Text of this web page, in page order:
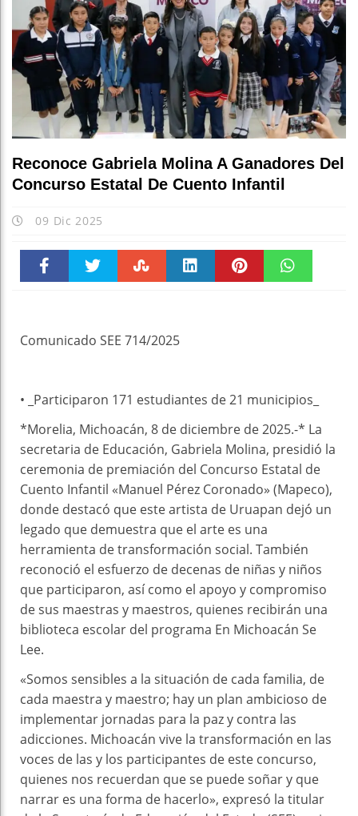
Reconoce Gabriela Molina A Ganadores Del
Concurso Estatal De Cuento Infantil
09 Dic 2025
Comunicado SEE 714/2025
• _⁠Participaron 171 estudiantes de 21 municipios_
*Morelia, Michoacán, 8 de diciembre de 2025.-* La
secretaria de Educación, Gabriela Molina, presidió la
ceremonia de premiación del Concurso Estatal de
Cuento Infantil «Manuel Pérez Coronado» (Mapeco),
donde destacó que este artista de Uruapan dejó un
legado que demuestra que el arte es una
herramienta de transformación social. También
reconoció el esfuerzo de decenas de niñas y niños
que participaron, así como el apoyo y compromiso
de sus maestras y maestros, quienes recibirán una
biblioteca escolar del programa En Michoacán Se
Lee.
«Somos sensibles a la situación de cada familia, de
cada maestra y maestro; hay un plan ambicioso de
implementar jornadas para la paz y contra las
adicciones. Michoacán vive la transformación en las
voces de las y los participantes de este concurso,
quienes nos recuerdan que se puede soñar y que
narrar es una forma de hacerlo», expresó la titular